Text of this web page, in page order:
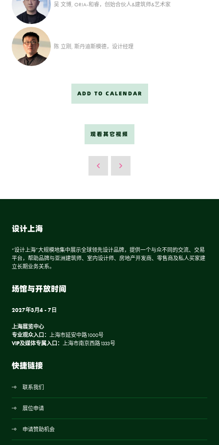
吴 ⽂博, ORIA-和睿，创始合伙⼈&建筑师&艺术家
陈 立刚, 斯丹迪斯模德，设计经理
ADD TO CALENDAR
观看其它视频
设计上海
“设计上海”大规模地集中展示全球领先设计品牌，提供一个与众不同的交流、交易
平台，帮助品牌与亚洲建筑师、室内设计师、房地产开发商、零售商及私人买家建
立长期业务关系。
场馆与开放时间
2027年3月4 - 7日
上海展览中心
专业观众入口： 上海市延安中路1000号
VIP及媒体专属入口： 上海市南京西路1333号
快捷链接
联系我们
展位申请
申请赞助机会